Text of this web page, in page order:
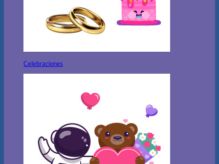
Celebraciones